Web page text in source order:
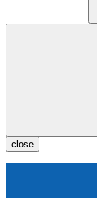
close